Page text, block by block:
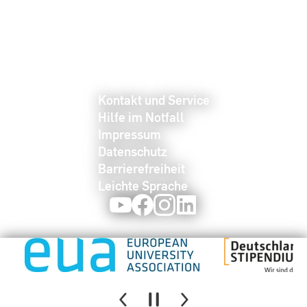
Kontakt und Service
Hilfe im Notfall
Impressum
Datenschutz
Barrierefreiheit
Leichte Sprache
YoutubeFacebookInstagram